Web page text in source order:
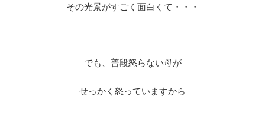
その光景がすごく面白くて・・・
でも、普段怒らない母が
せっかく怒っていますから